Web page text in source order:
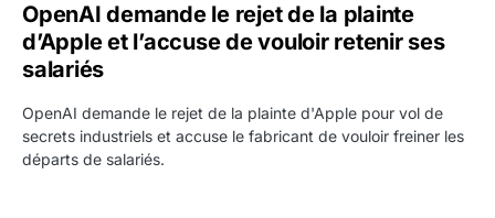
OpenAI demande le rejet de la plainte
d’Apple et l’accuse de vouloir retenir ses
salariés
OpenAI demande le rejet de la plainte d'Apple pour vol de
secrets industriels et accuse le fabricant de vouloir freiner les
départs de salariés.